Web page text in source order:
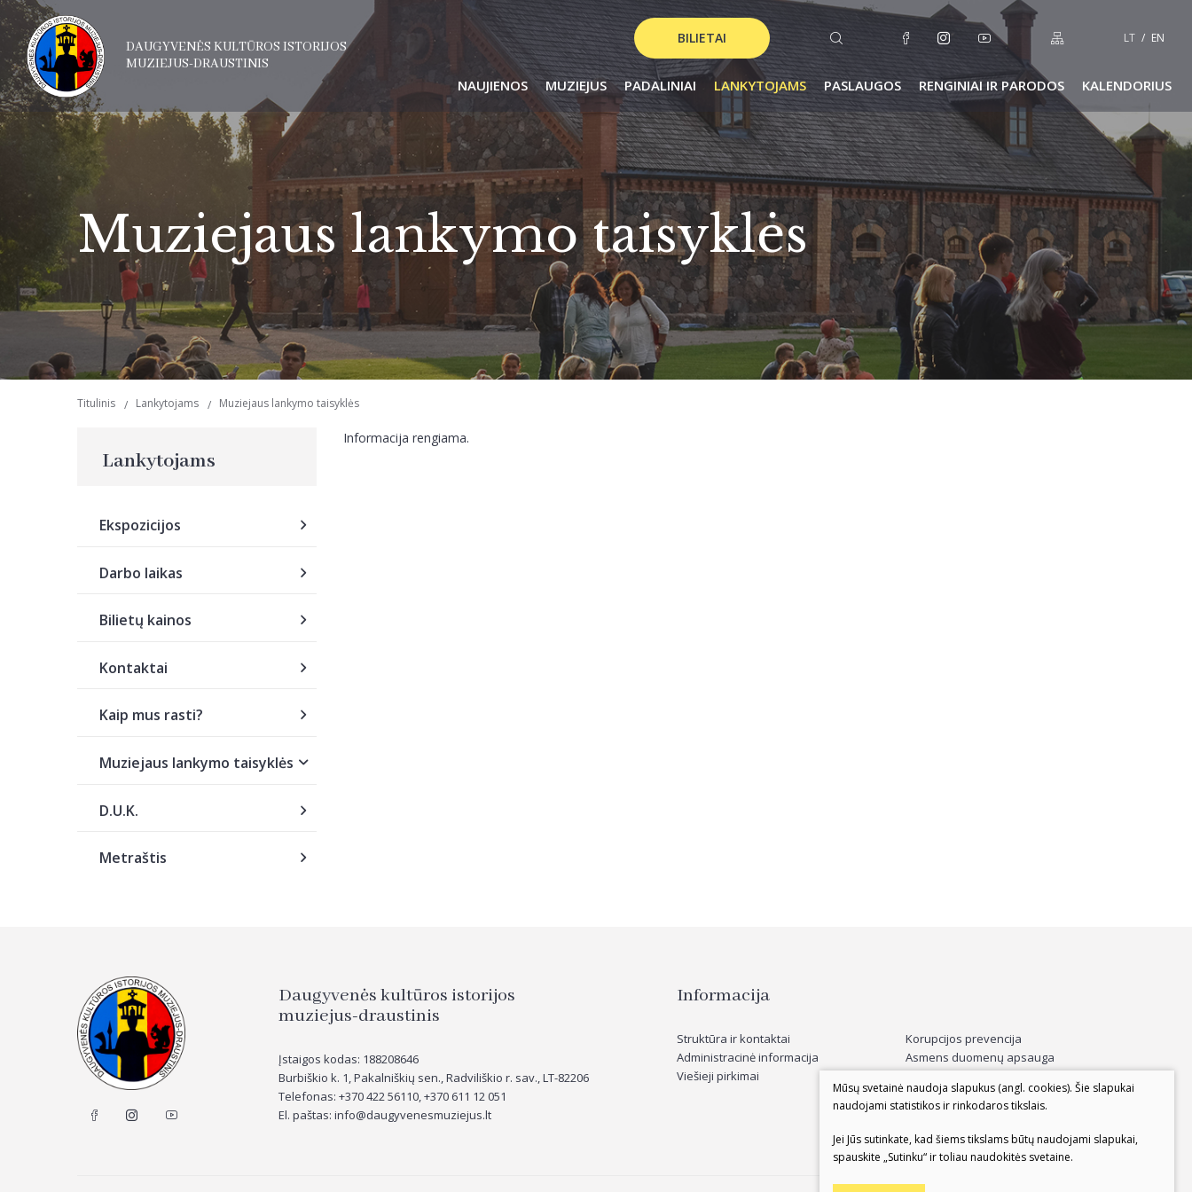
DAUGYVENĖS KULTŪROS ISTORIJOS
MUZIEJUS-DRAUSTINIS
BILIETAI LT EN
NAUJIENOS MUZIEJUS PADALINIAI LANKYTOJAMS PASLAUGOS RENGINIAI IR PARODOS KALENDORIUS
Muziejaus lankymo taisyklės
Titulinis Lankytojams Muziejaus lankymo taisyklės
Lankytojams
Ekspozicijos
Darbo laikas
Bilietų kainos
Kontaktai
Kaip mus rasti?
Muziejaus lankymo taisyklės
D.U.K.
Metraštis
Informacija rengiama.
Daugyvenės kultūros istorijos
muziejus-draustinis
Įstaigos kodas: 188208646
Burbiškio k. 1, Pakalniškių sen., Radviliškio r. sav., LT-82206
Telefonas: +370 422 56110, +370 611 12 051
El. paštas: info@daugyvenesmuziejus.lt
Informacija
Struktūra ir kontaktai
Administracinė informacija
Viešieji pirkimai
Korupcijos prevencija
Asmens duomenų apsauga
Parama muziejui
Apklausos
Mūsų svetainė naudoja slapukus (angl. cookies). Šie slapukai
naudojami statistikos ir rinkodaros tikslais.
Jei Jūs sutinkate, kad šiems tikslams būtų naudojami slapukai,
spauskite „Sutinku“ ir toliau naudokitės svetaine.